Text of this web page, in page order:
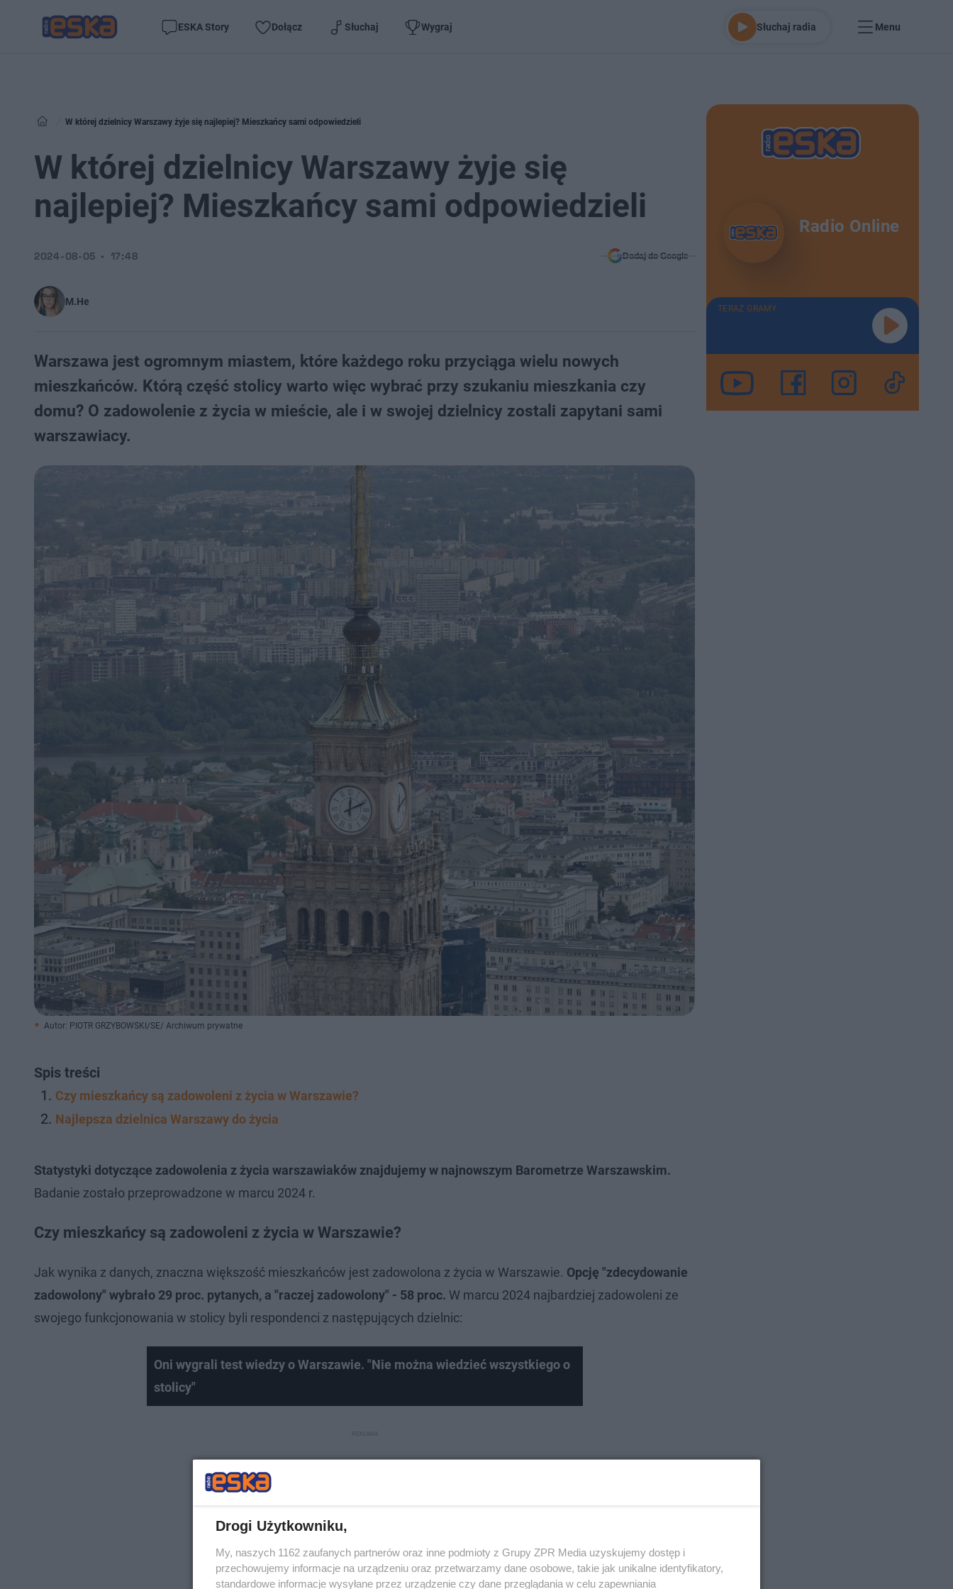
ESKA Story Dołącz Słuchaj Wygraj Słuchaj radia Menu
W której dzielnicy Warszawy żyje się najlepiej? Mieszkańcy sami odpowiedzieli
W której dzielnicy Warszawy żyje się
najlepiej? Mieszkańcy sami odpowiedzieli
M.He
2024-08-05 17:48 Dodaj do Google
Warszawa jest ogromnym miastem, które każdego roku przyciąga wielu nowych
mieszkańców. Którą część stolicy warto więc wybrać przy szukaniu mieszkania czy
domu? O zadowolenie z życia w mieście, ale i w swojej dzielnicy zostali zapytani sami
warszawiacy.
Autor: PIOTR GRZYBOWSKI/SE/ Archiwum prywatne
Spis treści
Czy mieszkańcy są zadowoleni z życia w Warszawie?
Najlepsza dzielnica Warszawy do życia
Statystyki dotyczące zadowolenia z życia warszawiaków znajdujemy w najnowszym Barometrze Warszawskim.
Badanie zostało przeprowadzone w marcu 2024 r.
Czy mieszkańcy są zadowoleni z życia w Warszawie?
Jak wynika z danych, znaczna większość mieszkańców jest zadowolona z życia w Warszawie. Opcję "zdecydowanie
zadowolony" wybrało 29 proc. pytanych, a "raczej zadowolony" - 58 proc. W marcu 2024 najbardziej zadowoleni ze
swojego funkcjonowania w stolicy byli respondenci z następujących dzielnic:
Oni wygrali test wiedzy o Warszawie. "Nie można wiedzieć wszystkiego o
stolicy"
Radio Online
TERAZ GRAMY
Drogi Użytkowniku,
My, naszych 1162 zaufanych partnerów oraz inne podmioty z Grupy ZPR Media uzyskujemy dostęp i
przechowujemy informacje na urządzeniu oraz przetwarzamy dane osobowe, takie jak unikalne identyfikatory,
standardowe informacje wysyłane przez urządzenie czy dane przeglądania w celu zapewniania